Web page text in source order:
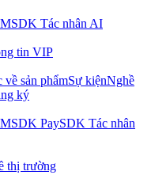
SDK Tác nhân AI
tin VIP
về sản phẩmSự kiệnNghề
ký
SDK PaySDK Tác nhân
thị trường